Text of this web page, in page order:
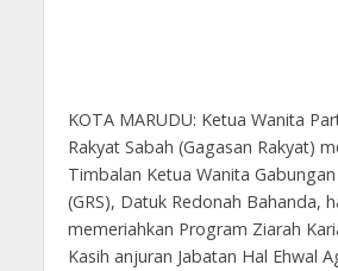
KOTA MARUDU: Ketua Wanita
Rakyat Sabah (Gagasan Rakyat)
Timbalan Ketua Wanita
(GRS), Datuk Redonah Bahanda,
memeriahkan Program Ziarah
Kasih anjuran Jabatan Hal Ehwal